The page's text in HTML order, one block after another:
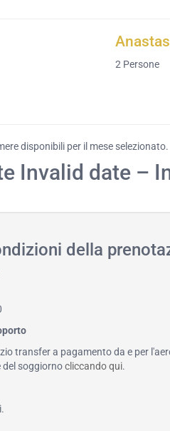
2 Persone
disponibili per il mese selezionato.
Invalid date –
della
transfer a pagamento da e per
soggiornocliccando qui.